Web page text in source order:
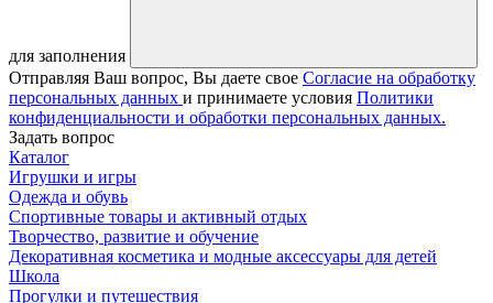
для заполнения
Отправляя Ваш вопрос, Вы даете свое Согласие на обработку
персональных данных и принимаете условия Политики
конфиденциальности и обработки персональных данных.
Задать вопрос
Каталог
Игрушки и игры
Одежда и обувь
Спортивные товары и активный отдых
Творчество, развитие и обучение
Декоративная косметика и модные аксессуары для детей
Школа
Прогулки и путешествия